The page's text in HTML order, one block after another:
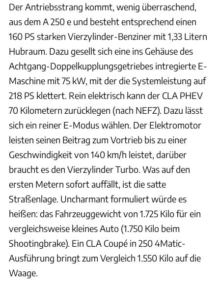
Der Antriebsstrang kommt, wenig überraschend,
aus dem A 250 e und besteht entsprechend einen
160 PS starken Vierzylinder-Benziner mit 1,33 Litern
Hubraum. Dazu gesellt sich eine ins Gehäuse des
Achtgang-Doppelkupplungsgetriebes intregierte E-
Maschine mit 75 kW, mit der die Systemleistung auf
218 PS klettert. Rein elektrisch kann der CLA PHEV
70 Kilometern zurücklegen (nach NEFZ). Dazu lässt
sich ein reiner E-Modus wählen. Der Elektromotor
leisten seinen Beitrag zum Vortrieb bis zu einer
Geschwindigkeit von 140 km/h leistet, darüber
braucht es den Vierzylinder Turbo. Was auf den
ersten Metern sofort auffällt, ist die satte
Straßenlage. Uncharmant formuliert würde es
heißen: das Fahrzeuggewicht von 1.725 Kilo für ein
vergleichsweise kleines Auto (1.750 Kilo beim
Shootingbrake). Ein CLA Coupé in 250 4Matic-
Ausführung bringt zum Vergleich 1.550 Kilo auf die
Waage.